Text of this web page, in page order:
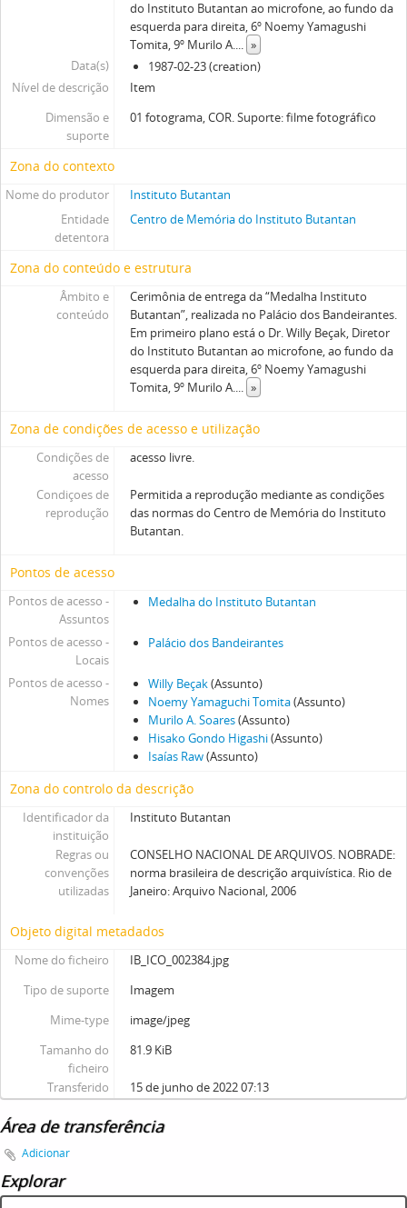
do Instituto Butantan ao microfone, ao fundo da
esquerda para direita, 6º Noemy Yamagushi
Tomita, 9º Murilo A.... »
Data(s)
1987-02-23 (creation)
Nível de descrição
Item
Dimensão e
suporte
01 fotograma, COR. Suporte: filme fotográfico
Zona do contexto
Nome do produtor
Instituto Butantan
Entidade
detentora
Centro de Memória do Instituto Butantan
Zona do conteúdo e estrutura
Âmbito e
conteúdo
Cerimônia de entrega da “Medalha Instituto
Butantan”, realizada no Palácio dos Bandeirantes.
Em primeiro plano está o Dr. Willy Beçak, Diretor
do Instituto Butantan ao microfone, ao fundo da
esquerda para direita, 6º Noemy Yamagushi
Tomita, 9º Murilo A.... »
Zona de condições de acesso e utilização
Condições de
acesso
acesso livre.
Condiçoes de
reprodução
Permitida a reprodução mediante as condições
das normas do Centro de Memória do Instituto
Butantan.
Pontos de acesso
Pontos de acesso -
Assuntos
Medalha do Instituto Butantan
Pontos de acesso -
Locais
Palácio dos Bandeirantes
Pontos de acesso -
Nomes
Willy Beçak(Assunto)
Noemy Yamaguchi Tomita(Assunto)
Murilo A. Soares(Assunto)
Hisako Gondo Higashi(Assunto)
Isaías Raw(Assunto)
Zona do controlo da descrição
Identificador da
instituição
Instituto Butantan
Regras ou
convenções
utilizadas
CONSELHO NACIONAL DE ARQUIVOS. NOBRADE:
norma brasileira de descrição arquivística. Rio de
Janeiro: Arquivo Nacional, 2006
Objeto digital metadados
Nome do ficheiro
IB_ICO_002384.jpg
Tipo de suporte
Imagem
Mime-type
image/jpeg
Tamanho do
ficheiro
81.9 KiB
Transferido 15 de junho de 2022 07:13
Área de transferência
Adicionar
Explorar